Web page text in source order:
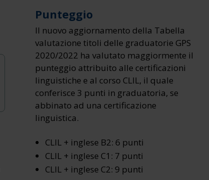
Punteggio
Il nuovo aggiornamento della Tabella
valutazione titoli delle graduatorie GPS
2020/2022 ha valutato maggiormente il
punteggio attribuito alle certificazioni
linguistiche e al corso CLIL, il quale
conferisce 3 punti in graduatoria, se
abbinato ad una certificazione
linguistica.
CLIL + inglese B2: 6 punti
CLIL + inglese C1: 7 punti
CLIL + inglese C2: 9 punti